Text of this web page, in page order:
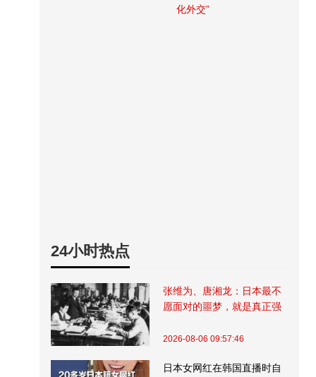
化外交”
24小时热点
张维为、唐湘龙：日本最不
愿面对的噩梦，就是真正强
2026-08-06 09:57:46
日本女网红在韩国直播时自